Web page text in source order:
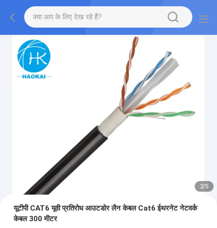
2/5
यूटीपी CAT6 यूवी प्रतिरोध आउटडोर लैन केबल Cat6 ईथरनेट नेटवर्क
केबल 300 मीटर